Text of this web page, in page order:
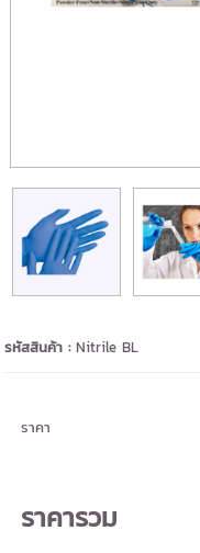
รหัสสินค้า :Nitrile BL
ราคา
ราคารวม